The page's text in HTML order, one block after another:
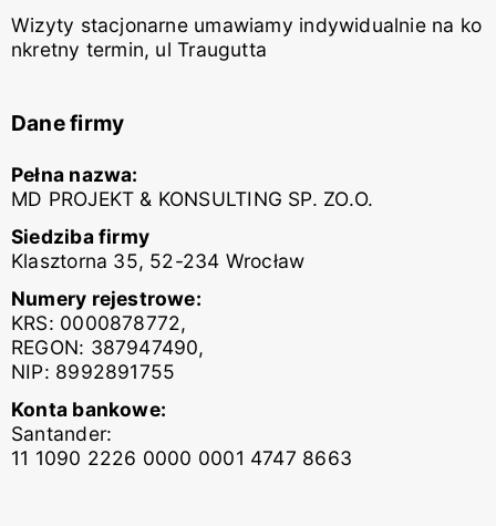
Wizyty stacjonarne umawiamy indywidualnie na ko
nkretny termin, ul Traugutta
Dane firmy
Pełna nazwa:
MD PROJEKT & KONSULTING SP. ZO.O.
Siedziba firmy
Klasztorna 35, 52-234 Wrocław
Numery rejestrowe:
KRS: 0000878772,
REGON: 387947490,
NIP: 8992891755
Konta bankowe:
Santander:
11 1090 2226 0000 0001 4747 8663